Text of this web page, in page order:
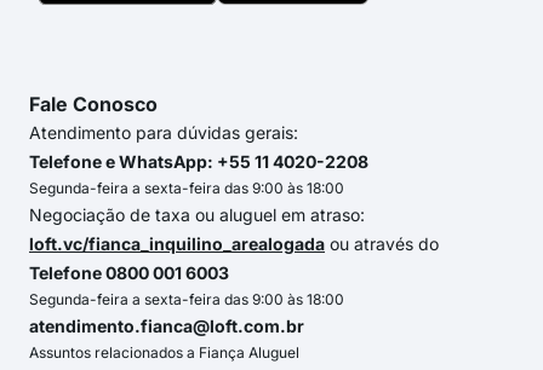
Fale Conosco
Atendimento para dúvidas gerais:
Telefone e WhatsApp: +55 11 4020-2208
Segunda-feira a sexta-feira das 9:00 às 18:00
Negociação de taxa ou aluguel em atraso:
loft.vc/fianca_inquilino_arealogada ou através do
Telefone 0800 001 6003
Segunda-feira a sexta-feira das 9:00 às 18:00
atendimento.fianca@loft.com.br
Assuntos relacionados a Fiança Aluguel